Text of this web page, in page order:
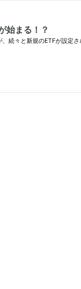
始まる！？
続々と新規のETFが設定